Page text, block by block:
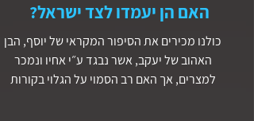
האם הן יעמדו לצד ישראל?
כולנו מכירים את הסיפור המקראי של יוסף, הבן
האהוב של יעקב, אשר נבגד ע״י אחיו ונמכר
למצרים, אך האם רב הסמוי על הגלוי בקורות